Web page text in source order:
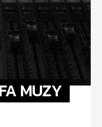
MUZY